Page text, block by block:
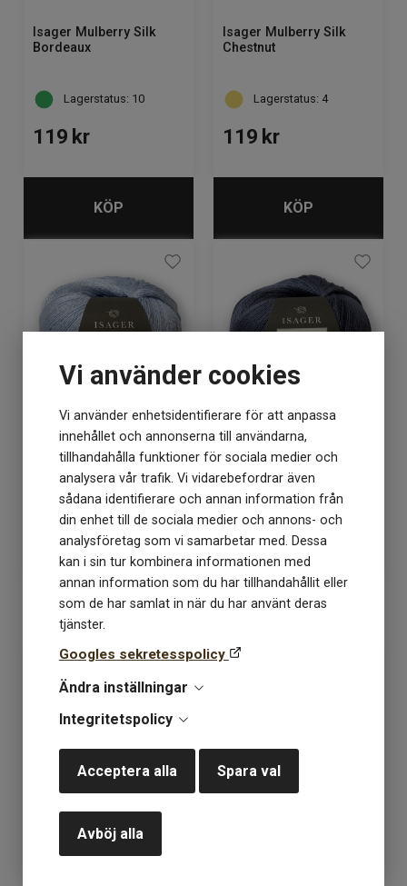
Vi använder cookies
Vi använder enhetsidentifierare för att anpassa
innehållet och annonserna till användarna,
tillhandahålla funktioner för sociala medier och
analysera vår trafik. Vi vidarebefordrar även
sådana identifierare och annan information från
din enhet till de sociala medier och annons- och
analysföretag som vi samarbetar med. Dessa
kan i sin tur kombinera informationen med
annan information som du har tillhandahållit eller
som de har samlat in när du har använt deras
tjänster.
Googles sekretesspolicy
Ändra inställningar
Integritetspolicy
Acceptera alla Spara val
Avböj alla
Isager Mulberry Silk
Bordeaux
Lagerstatus: 10
119 kr
KÖP
Isager Mulberry Silk
Chestnut
Lagerstatus: 4
119 kr
KÖP
Isager Mulberry Silk
Frost
Lagerstatus: 0
119kr
KÖP
Isager Mulberry Silk
Granite
Lagerstatus: 0
119 kr
KÖP
Isager Mulberry Silk
Linen